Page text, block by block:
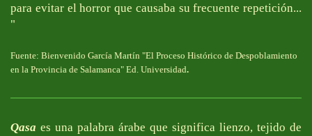
para evitar el horror que causaba su frecuente repetición...
"
Fuente: Bienvenido García Martín "El Proceso Histórico de Despoblamiento
en la Provincia de Salamanca" Ed. Universidad.
Qasa es una palabra árabe que significa lienzo, tejido de